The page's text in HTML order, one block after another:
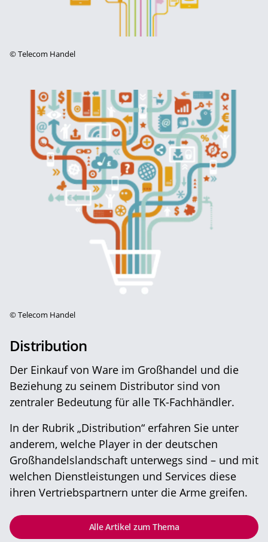
©Telecom Handel
©Telecom Handel
Distribution
Der Einkauf von Ware im Großhandel und die
Beziehung zu seinem Distributor sind von
zentraler Bedeutung für alle TK-Fachhändler.
In der Rubrik „Distribution“ erfahren Sie unter
anderem, welche Player in der deutschen
Großhandelslandschaft unterwegs sind – und mit
welchen Dienstleistungen und Services diese
ihren Vertriebspartnern unter die Arme greifen.
Alle Artikel zum Thema